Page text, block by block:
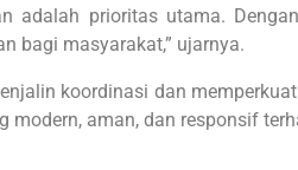
adalah prioritas utama.
bagi masyarakat,” ujarnya.
koordinasi dan
modern, aman, dan responsif